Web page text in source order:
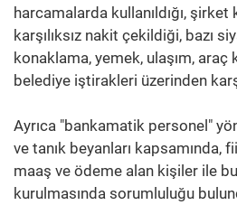
harcamalarda kullanıldığı, şirket
karşılıksız nakit çekildiği, bazı
konaklama, yemek, ulaşım,
belediye iştirakleri üzerinden
Ayrıca "bankamatik personel"
ve tanık beyanları kapsamında,
maaş ve ödeme alan kişiler ile
kurulmasında sorumluluğu